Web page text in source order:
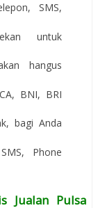
SMS,
untuk
hangus
BNI, BRI
bagi Anda
Phone
Jualan Pulsa